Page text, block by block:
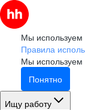
Мы используем
Правила
Мы
Понятно
Ищу работу